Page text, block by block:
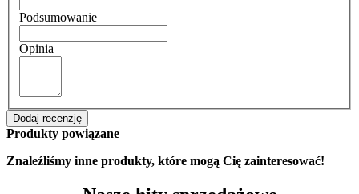
Podsumowanie
Opinia
Dodaj recenzję
Produkty powiązane
Znaleźliśmy inne produkty, które mogą Cię zainteresować!